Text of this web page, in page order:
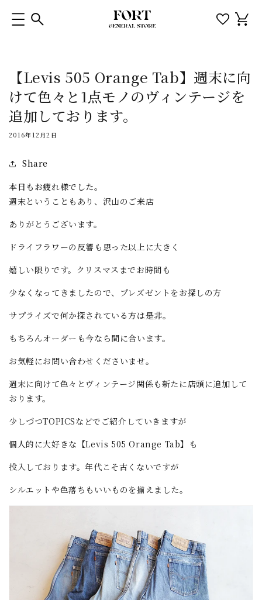
ンツに
進む
ー
【Levis 505 Orange Tab】週末に向
けて色々と1点モノのヴィンテージを
追加しております。
2016年12月2日
Share
本日もお疲れ様でした。
週末ということもあり、沢山のご来店
ありがとうございます。
ドライフラワーの反響も思った以上に大きく
嬉しい限りです。クリスマスまでお時間も
少なくなってきましたので、プレズゼントをお探しの方
サプライズで何か探されている方は是非。
もちろんオーダーも今なら間に合います。
お気軽にお問い合わせくださいませ。
週末に向けて色々とヴィンテージ関係も新たに店頭に追加して
おります。
少しづつTOPICSなどでご紹介していきますが
個人的に大好きな【Levis 505 Orange Tab】も
投入しております。年代こそ古くないですが
シルエットや色落ちもいいものを揃えました。